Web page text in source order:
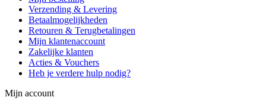
Verzending & Levering
Betaalmogelijkheden
Retouren & Terugbetalingen
Mijn klantenaccount
Zakelijke klanten
Acties & Vouchers
Heb je verdere hulp nodig?
Mijn account